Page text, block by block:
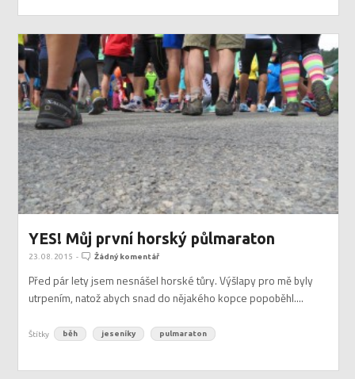
YES! Můj první horský půlmaraton
23. 08. 2015 - Žádný komentář
Před pár lety jsem nesnášel horské tůry. Výšlapy pro mě byly
utrpením, natož abych snad do nějakého kopce popoběhl....
Štítky běh jeseníky pulmaraton